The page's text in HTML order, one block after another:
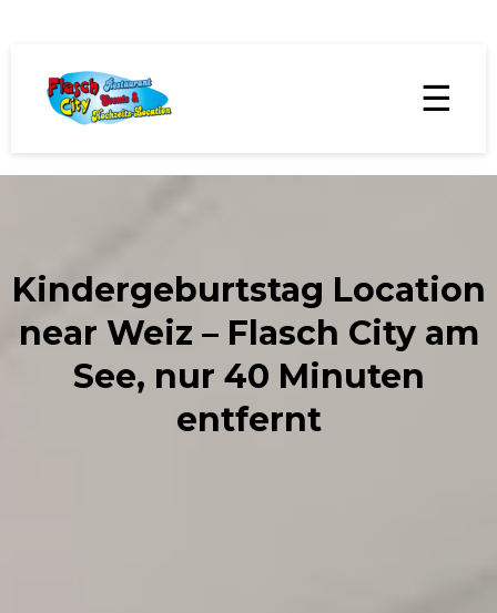
☰
Kindergeburtstag Location
near Weiz – Flasch City am
See, nur 40 Minuten
entfernt